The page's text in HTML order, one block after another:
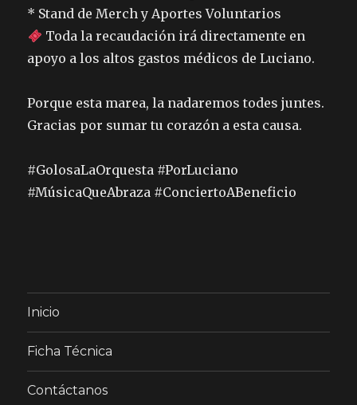
* Stand de Merch y Aportes Voluntarios
Toda la recaudación irá directamente en
apoyo a los altos gastos médicos de Luciano.
Porque esta marea, la nadaremos todes juntes.
Gracias por sumar tu corazón a esta causa.
#GolosaLaOrquesta #PorLuciano
#MúsicaQueAbraza #ConciertoABeneficio
Inicio
Ficha Técnica
Contáctanos